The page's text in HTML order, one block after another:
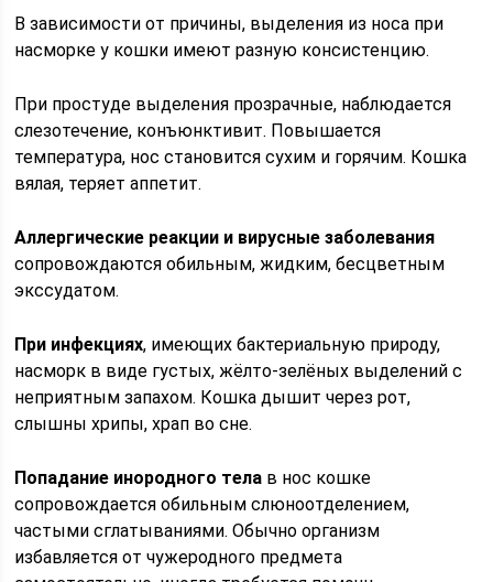
В зависимости от причины, выделения из носа при
насморке у кошки имеют разную консистенцию.
При простуде выделения прозрачные, наблюдается
слезотечение, конъюнктивит. Повышается
температура, нос становится сухим и горячим. Кошка
вялая, теряет аппетит.
Аллергические реакции и вирусные заболевания
сопровождаются обильным, жидким, бесцветным
экссудатом.
При инфекциях, имеющих бактериальную природу,
насморк в виде густых, жёлто-зелёных выделений с
неприятным запахом. Кошка дышит через рот,
слышны хрипы, храп во сне.
Попадание инородного тела в нос кошке
сопровождается обильным слюноотделением,
частыми сглатываниями. Обычно организм
избавляется от чужеродного предмета